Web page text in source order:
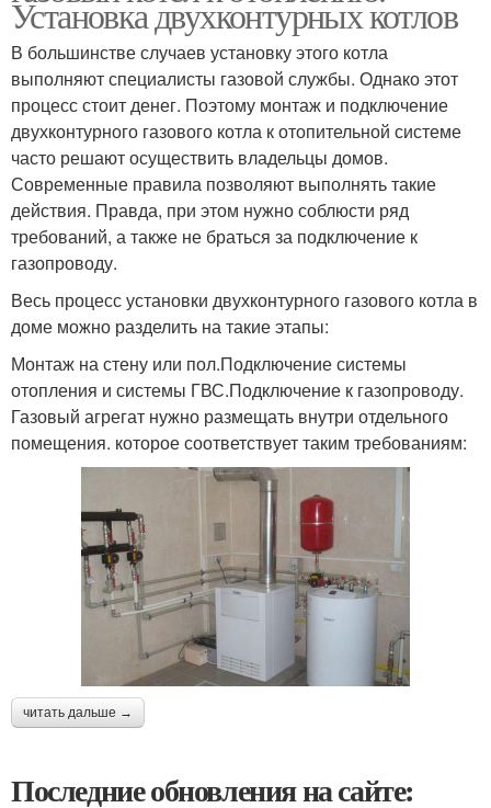
Установка двухконтурных котлов
В большинстве случаев установку этого котла
выполняют специалисты газовой службы. Однако этот
процесс стоит денег. Поэтому монтаж и подключение
двухконтурного газового котла к отопительной системе
часто решают осуществить владельцы домов.
Современные правила позволяют выполнять такие
действия. Правда, при этом нужно соблюсти ряд
требований, а также не браться за подключение к
газопроводу.
Весь процесс установки двухконтурного газового котла в
доме можно разделить на такие этапы:
Монтаж на стену или пол.Подключение системы
отопления и системы ГВС.Подключение к газопроводу.
Газовый агрегат нужно размещать внутри отдельного
помещения. которое соответствует таким требованиям:
читать дальше →
Последние обновления на сайте: